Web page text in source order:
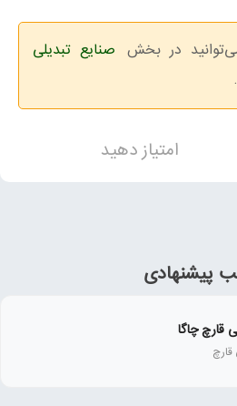
در بخش صنایع تبدیلی
امتیاز دهید
پیشنهادی
قارچ چاگا
قارچ